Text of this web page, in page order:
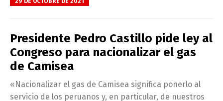
Presidente Pedro Castillo pide ley al
Congreso para nacionalizar el gas
de Camisea
«Nacionalizar el gas de Camisea significa ponerlo al
servicio de los peruanos y, en particular, de nuestros